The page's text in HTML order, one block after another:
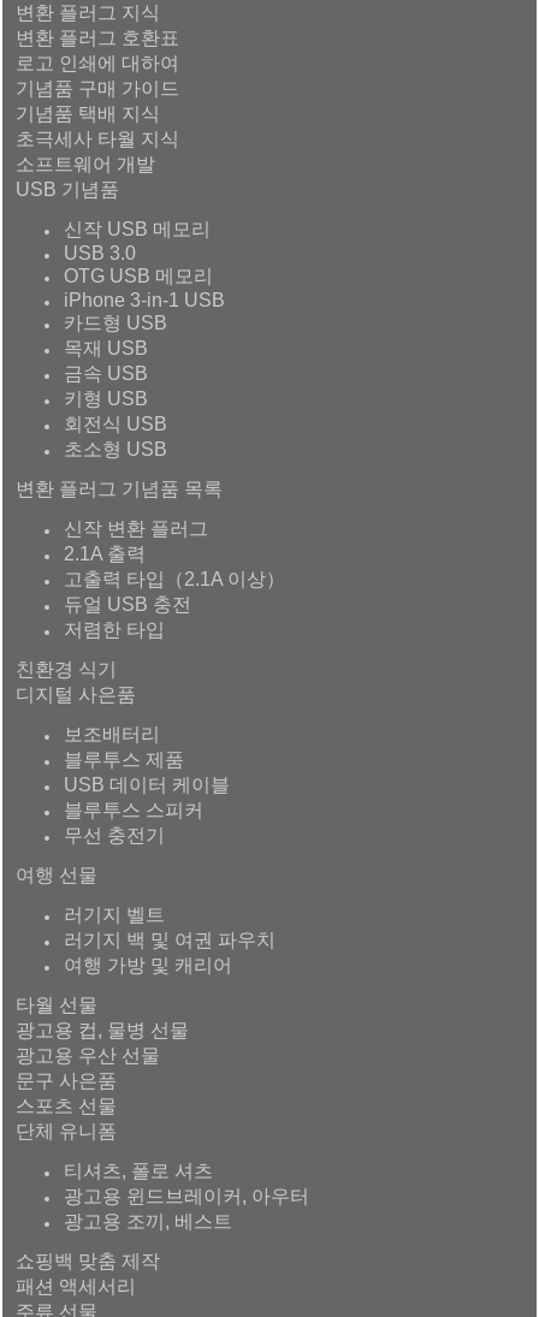
변환 플러그 지식
변환 플러그 호환표
로고 인쇄에 대하여
기념품 구매 가이드
기념품 택배 지식
초극세사 타월 지식
소프트웨어 개발
USB 기념품
신작 USB 메모리
USB 3.0
OTG USB 메모리
iPhone 3-in-1 USB
카드형 USB
목재 USB
금속 USB
키형 USB
회전식 USB
초소형 USB
변환 플러그 기념품 목록
신작 변환 플러그
2.1A 출력
고출력 타입（2.1A 이상）
듀얼 USB 충전
저렴한 타입
친환경 식기
디지털 사은품
보조배터리
블루투스 제품
USB 데이터 케이블
블루투스 스피커
무선 충전기
여행 선물
러기지 벨트
러기지 백 및 여권 파우치
여행 가방 및 캐리어
타월 선물
광고용 컵, 물병 선물
광고용 우산 선물
문구 사은품
스포츠 선물
단체 유니폼
티셔츠, 폴로 셔츠
광고용 윈드브레이커, 아우터
광고용 조끼, 베스트
쇼핑백 맞춤 제작
패션 액세서리
주류 선물